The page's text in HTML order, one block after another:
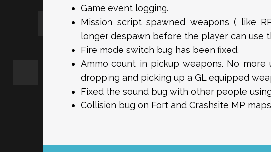
Game event logging.
Mission script spawned weapons ( like
longer despawn before the player can use
Fire mode switch bug has been fixed.
Ammo count in pickup weapons. No
dropping and picking up a GL equipped
Fixed the sound bug with other people
Collision bug on Fort and Crashsite MP